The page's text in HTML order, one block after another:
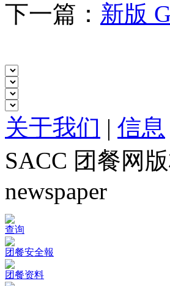
下一篇： 新版
关于我们 | 信息
SACC 团餐网
newspaper
查询
团餐安全報
团餐资料